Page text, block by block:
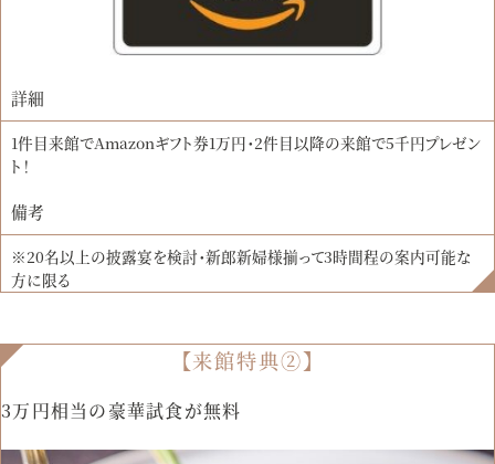
詳細
1件目来館でAmazonギフト券1万円・2件目以降の来館で5千円プレゼン
ト！
備考
※20名以上の披露宴を検討・新郎新婦様揃って3時間程の案内可能な
方に限る
【来館特典②】
3万円相当の豪華試食が無料